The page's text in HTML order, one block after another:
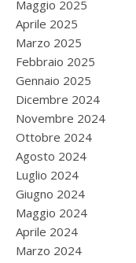
Maggio 2025
Aprile 2025
Marzo 2025
Febbraio 2025
Gennaio 2025
Dicembre 2024
Novembre 2024
Ottobre 2024
Agosto 2024
Luglio 2024
Giugno 2024
Maggio 2024
Aprile 2024
Marzo 2024